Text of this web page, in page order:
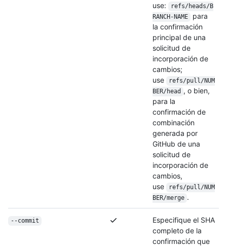
use:
refs/heads/B
RANCH-NAME
para
la confirmación
principal de una
solicitud de
incorporación de
cambios;
use
refs/pull/NUM
BER/head , o bien,
para la
confirmación de
combinación
generada por
GitHub de una
solicitud de
incorporación de
cambios,
use
refs/pull/NUM
BER/merge .
--commit
Especifique el SHA
completo de la
confirmación que